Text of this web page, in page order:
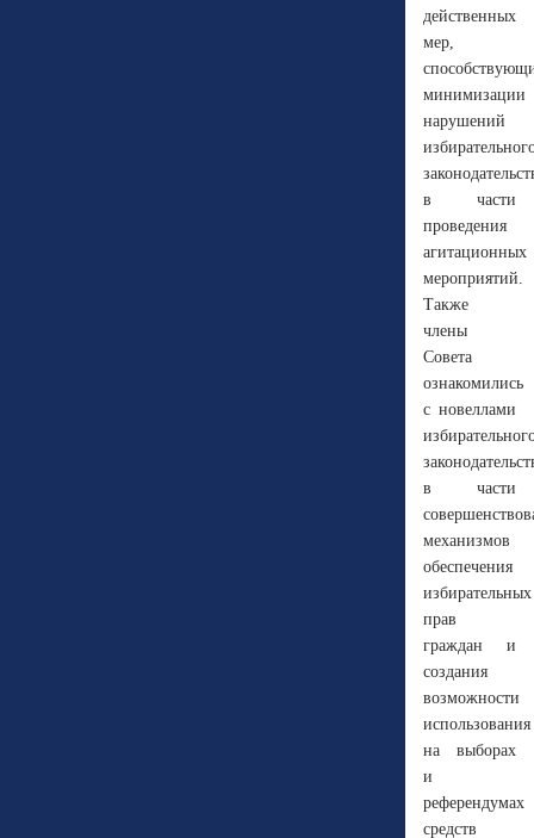
действенных
мер,
минимизации
нарушений
в части
проведения
агитационных
мероприятий.
Также
члены
Совета
ознакомились
с новеллами
в части
механизмов
обеспечения
избирательных
прав
граждан и
создания
возможности
использования
на выборах
и
референдумах
средств